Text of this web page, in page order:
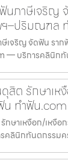
นภาษีเจริญ
ฯ–ปริมณฑล
เจริญ จัดฟัน รา
— บริการคลินิกทั
สิต รักษาเ
ทำฟัน.com
กษาเหงือก/เหงื
ลินิกทันตกรรมค